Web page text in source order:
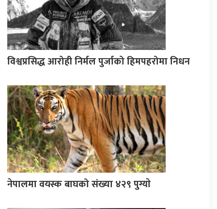
विश्वप्रसिद्ध आरोही निर्मल पुर्जाको हिमपहरोमा निधन
नेपालमा वयस्क बाघको संख्या ४२९ पुग्याे